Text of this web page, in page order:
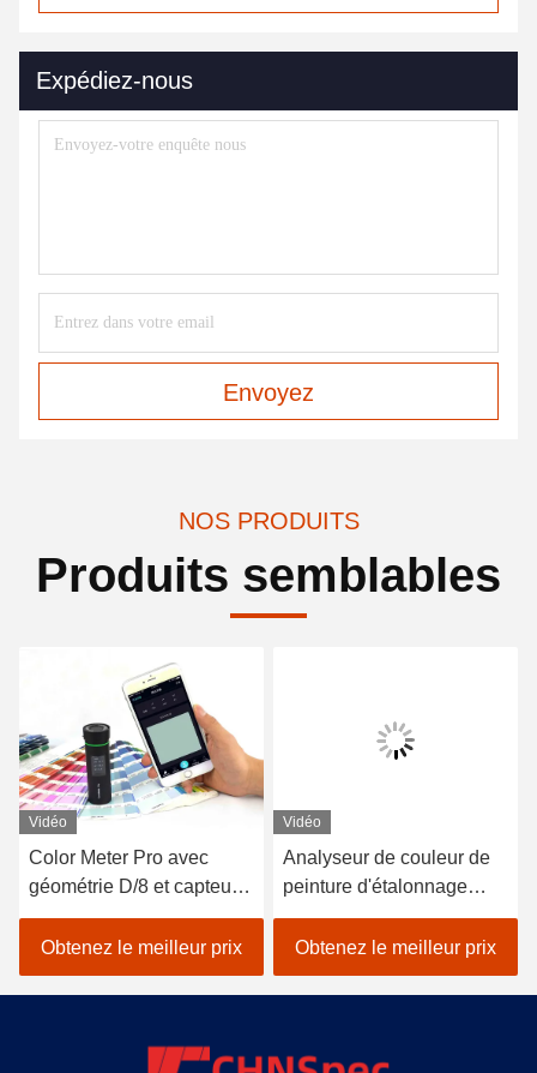
Expédiez-nous
Envoyez
NOS PRODUITS
Produits semblables
Vidéo
Color Meter Pro avec
géométrie D/8 et capteur
spectrale pour une
mesure plus précise
Obtenez le meilleur prix
Vidéo
Analyseur de couleur de
peinture d'étalonnage
automatique de
colorimètre de précision
D/8 SCI LED Delta E
Obtenez le meilleur prix